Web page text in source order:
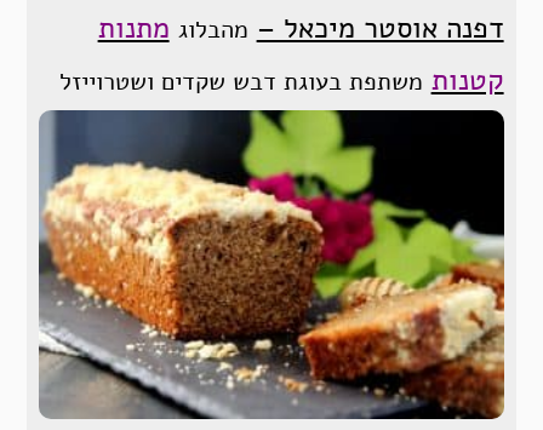
דפנה אוסטר מיכאל – מהבלוג מתנות
קטנות משתפת בעוגת דבש שקדים ושטרוייזל